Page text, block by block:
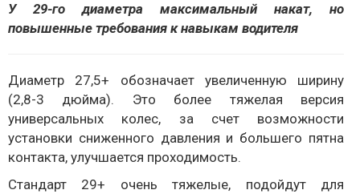
У 29-го диаметра максимальный накат, но
повышенные требования к навыкам водителя
Диаметр 27,5+ обозначает увеличенную ширину
(2,8-3 дюйма). Это более тяжелая версия
универсальных колес, за счет возможности
установки сниженного давления и большего пятна
контакта, улучшается проходимость.
Стандарт 29+ очень тяжелые, подойдут для